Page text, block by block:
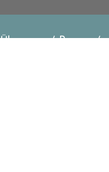
Über uns
Presse